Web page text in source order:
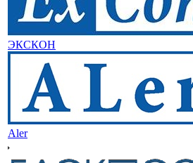
ЭКСКОН
Aler